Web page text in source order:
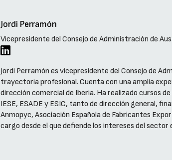
Jordi Perramón
Vicepresidente del Consejo de Administración de
Jordi Perramón es vicepresidente del Consejo de
trayectoria profesional. Cuenta con una amplia
dirección comercial de Iberia. Ha realizado cursos
IESE, ESADE y ESIC, tanto de dirección general,
Anmopyc, Asociación Española de Fabricantes
cargo desde el que defiende los intereses del sector